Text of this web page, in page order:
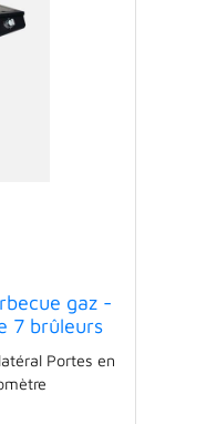
gaz -
7 brûleurs
avec
Portes en